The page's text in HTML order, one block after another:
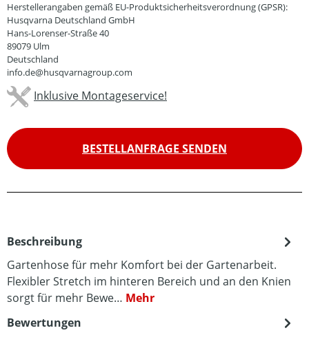
Herstellerangaben gemäß EU-Produktsicherheitsverordnung (GPSR):
Husqvarna Deutschland GmbH
Hans-Lorenser-Straße 40
89079 Ulm
Deutschland
info.de@husqvarnagroup.com
Inklusive Montageservice!
BESTELLANFRAGE SENDEN
Beschreibung
Gartenhose für mehr Komfort bei der Gartenarbeit.
Flexibler Stretch im hinteren Bereich und an den Knien
sorgt für mehr Bewe… Mehr
Bewertungen